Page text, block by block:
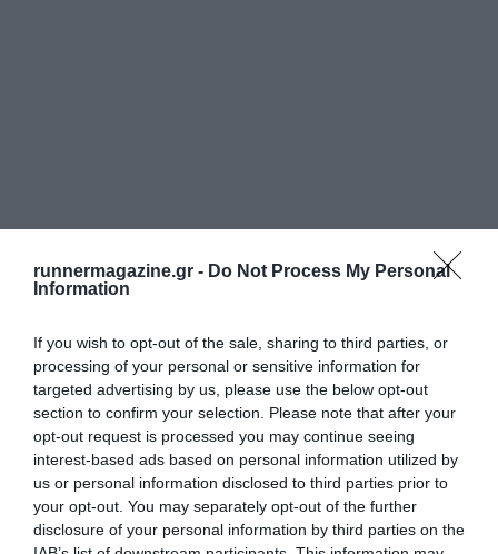
runnermagazine.gr - Do Not Process My Personal
Information
If you wish to opt-out of the sale, sharing to third parties, or
processing of your personal or sensitive information for
targeted advertising by us, please use the below opt-out
section to confirm your selection. Please note that after your
opt-out request is processed you may continue seeing
interest-based ads based on personal information utilized by
us or personal information disclosed to third parties prior to
your opt-out. You may separately opt-out of the further
disclosure of your personal information by third parties on the